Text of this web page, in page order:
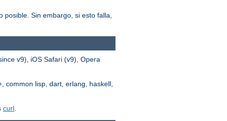
posible. Sin embargo, si esto falla,
v9), iOS Safari (v9), Opera
common lisp, dart, erlang, haskell,
curl